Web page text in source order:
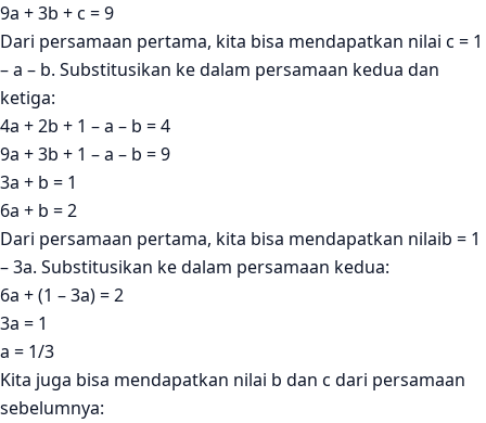
9a + 3b + c = 9
Dari persamaan pertama, kita bisa mendapatkan nilai c = 1
– a – b. Substitusikan ke dalam persamaan kedua dan
ketiga:
4a + 2b + 1 – a – b = 4
9a + 3b + 1 – a – b = 9
3a + b = 1
6a + b = 2
Dari persamaan pertama, kita bisa mendapatkan nilaib = 1
– 3a. Substitusikan ke dalam persamaan kedua:
6a + (1 – 3a) = 2
3a = 1
a = 1/3
Kita juga bisa mendapatkan nilai b dan c dari persamaan
sebelumnya: